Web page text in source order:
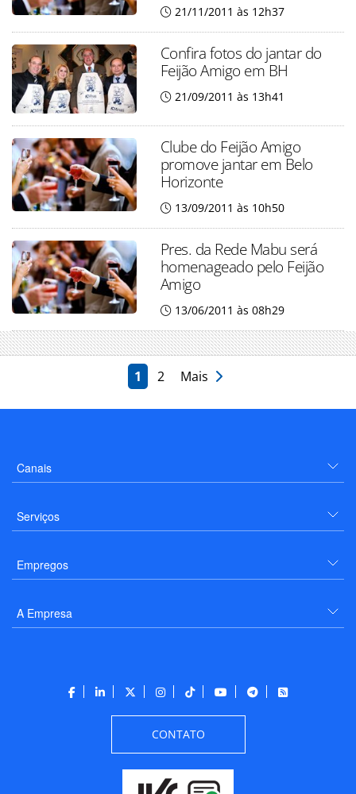
21/11/2011 às 12h37
Confira fotos do jantar do
Feijão Amigo em BH
21/09/2011 às 13h41
Clube do Feijão Amigo
promove jantar em Belo
Horizonte
13/09/2011 às 10h50
Pres. da Rede Mabu será
homenageado pelo Feijão
Amigo
13/06/2011 às 08h29
1 2 Mais
Canais
Serviços
Empregos
A Empresa
CONTATO